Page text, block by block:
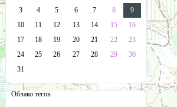
3
4 5 6 7 8
9
10
11 12 13 14 15
16
17
18 19 20 21 22
23
24
25 26 27 28 29
30
31
Облако тегов